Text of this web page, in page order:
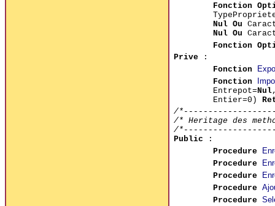
Fonction
Nul Ou
Nul Ou
Fonction
Prive:
Fonction
Fonction
Entrepot=Nul
Entier=0)
/
/* Heritage des
/
Public :
Procedure
Procedure
Procedure
Procedure
Procedure